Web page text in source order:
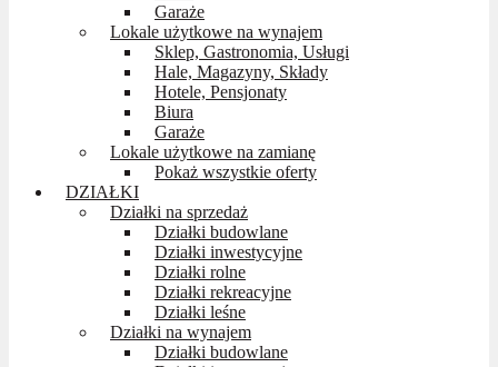
Garaże
Lokale użytkowe na wynajem
Sklep, Gastronomia, Usługi
Hale, Magazyny, Składy
Hotele, Pensjonaty
Biura
Garaże
Lokale użytkowe na zamianę
Pokaż wszystkie oferty
DZIAŁKI
Działki na sprzedaż
Działki budowlane
Działki inwestycyjne
Działki rolne
Działki rekreacyjne
Działki leśne
Działki na wynajem
Działki budowlane